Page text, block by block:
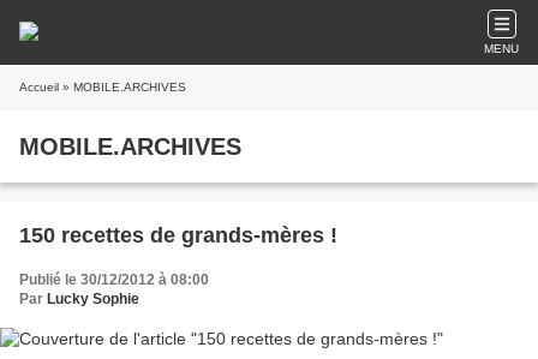
MENU
Accueil » MOBILE.ARCHIVES
MOBILE.ARCHIVES
150 recettes de grands-mères !
Publié le 30/12/2012 à 08:00
Par Lucky Sophie